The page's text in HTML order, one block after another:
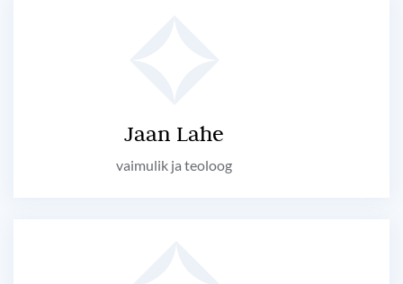
Jaan Lahe
vaimulik ja teoloog